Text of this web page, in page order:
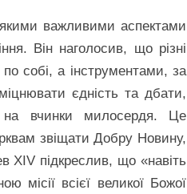
важливими аспектами
Він наголосив, що різні
собі, а інструментами, за
єдність та дбати,
вчинки милосердя. Це
звіщати Добру Новину,
XIV підкреслив, що «навіть
місії всієї великої Божої